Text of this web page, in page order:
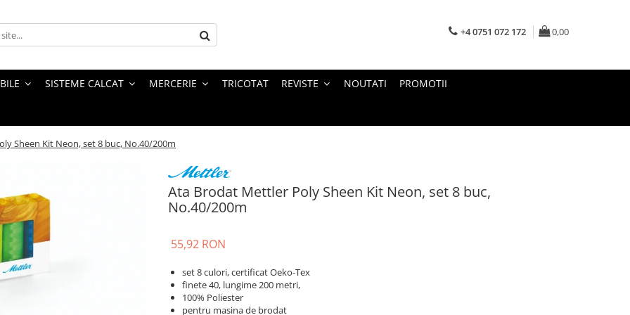
+4 0751 072 172 0,00
SISTEME CALCAT MERCERIE TRICOTAT REVISTE NOUTATI PROMOTII
Sheen Kit Neon, set 8 buc, No.40/200m
Ata Brodat Mettler Poly Sheen Kit Neon, set 8 buc,
No.40/200m
55,92 RON
set 8 culori, certificat Oeko-Tex
finete 40, lungime 200 metri,
100% Poliester
pentru masina de brodat